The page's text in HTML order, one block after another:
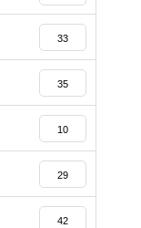
33
35
10
29
42